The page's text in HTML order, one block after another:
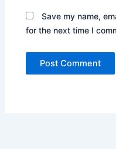
Save my name,
for the next time I